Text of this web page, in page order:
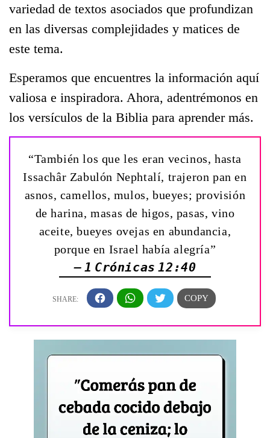
variedad de textos asociados que profundizan
en las diversas complejidades y matices de
este tema.
Esperamos que encuentres la información aquí
valiosa e inspiradora. Ahora, adentrémonos en
los versículos de la Biblia para aprender más.
“También los que les eran vecinos, hasta
Issachâr Zabulón Nephtalí, trajeron pan en
asnos, camellos, mulos, bueyes; provisión
de harina, masas de higos, pasas, vino
aceite, bueyes ovejas en abundancia,
porque en Israel había alegría”
— 1 Crónicas 12:40